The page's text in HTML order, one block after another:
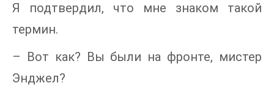
Я подтвердил, что мне знаком такой
термин.
– Вот как? Вы были на фронте, мистер
Энджел?